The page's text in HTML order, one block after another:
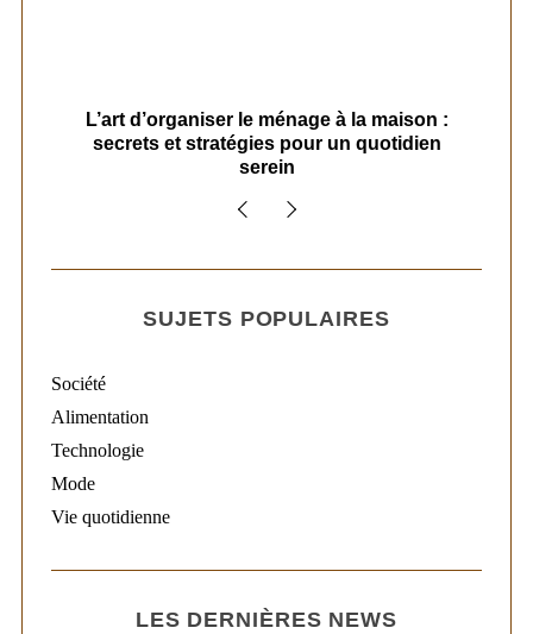
L’art d’organiser le ménage à la maison :
secrets et stratégies pour un quotidien
serein
SUJETS POPULAIRES
Société
Alimentation
Technologie
Mode
Vie quotidienne
LES DERNIÈRES NEWS